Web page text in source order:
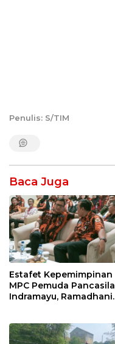
Penulis: S/TIM
Baca Juga
Estafet Kepemimpinan
MPC Pemuda Pancasila
Indramayu, Ramadhani
Muscablub